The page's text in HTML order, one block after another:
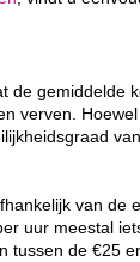
de gemiddelde
verven.
van de
uur meestal
tussen de €25